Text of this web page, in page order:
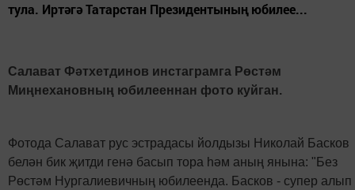
тула. Иртәгә Татарстан Президентының юбилее...
Салават Фәтхетдинов инстаграмга Рөстәм
Миңнехановның юбилееннан фото куйган.
Фотода Салават рус эстрадасы йолдызы Николай Басков
белән бик җитди генә басып тора һәм аның янына: "Без
Рөстәм Нургалиевичның юбилеенда. Басков - супер алып